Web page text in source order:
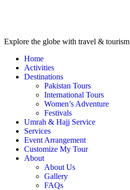
Explore the globe with travel & tourism
Home
Activities
Destinations
Pakistan Tours
International Tours
Women’s Adventure
Festivals
Umrah & Hajj Service
Services
Event Arrangement
Customize My Tour
About
About Us
Gallery
FAQs